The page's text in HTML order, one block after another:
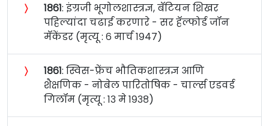
〉 १८६१: इंग्रजी भूगोलशास्त्रज्ञ, बॅटियन शिखर
पहिल्यांदा चढाई करणारे - सर हॅल्फोर्ड जॉन
मॅकेंडर (मृत्यू : ६ मार्च १९४७)
〉 १८६१: स्विस-फ्रेंच भौतिकशास्त्रज्ञ आणि
शैक्षणिक - नोबेल पारितोषिक - चार्ल्स एडवर्ड
गिलॉम (मृत्यू : १३ मे १९३८)